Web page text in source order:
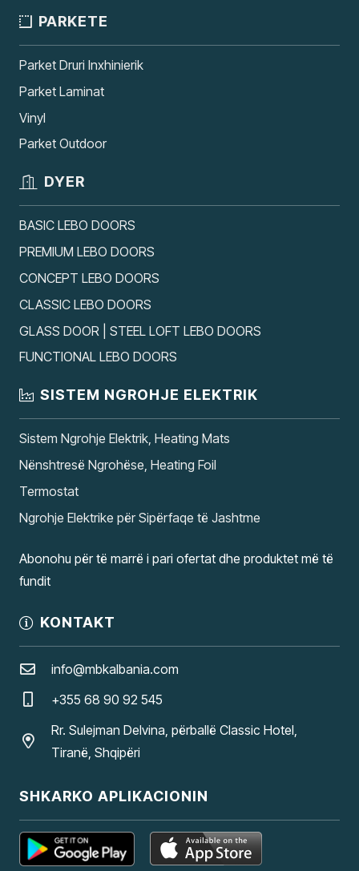
PARKETE
Parket Druri Inxhinierik
Parket Laminat
Vinyl
Parket Outdoor
DYER
BASIC LEBO DOORS
PREMIUM LEBO DOORS
CONCEPT LEBO DOORS
CLASSIC LEBO DOORS
GLASS DOOR | STEEL LOFT LEBO DOORS
FUNCTIONAL LEBO DOORS
SISTEM NGROHJE ELEKTRIK
Sistem Ngrohje Elektrik, Heating Mats
Nënshtresë Ngrohëse, Heating Foil
Termostat
Ngrohje Elektrike për Sipërfaqe të Jashtme
Abonohu për të marrë i pari ofertat dhe produktet më të
fundit
KONTAKT
info@mbkalbania.com
+355 68 90 92 545
Rr. Sulejman Delvina, përballë Classic Hotel,
Tiranë, Shqipëri
SHKARKO APLIKACIONIN